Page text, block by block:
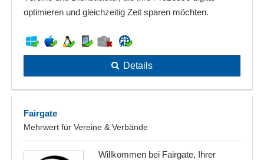
optimieren und gleichzeitig Zeit sparen möchten.
Details
Fairgate
Mehrwert für Vereine & Verbände
Willkommen bei Fairgate, Ihrer